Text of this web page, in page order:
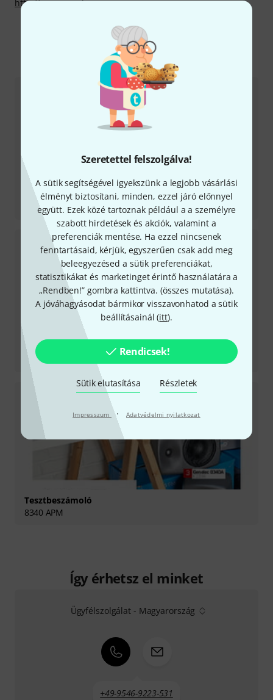
Szeretettel felszolgálva!
A sütik segítségével igyekszünk a legjobb vásárlási
élményt biztosítani, minden, ezzel járó előnnyel
együtt. Ezek közé tartoznak például a a személyre
szabott hirdetések és akciók, valamint a
preferenciák mentése. Ha ezzel nincsenek
fenntartásaid, kérjük, egyszerűen csak add meg
beleegyezésed a sütik preferenciákat,
statisztikákat és marketinget érintő használatára a
„Rendben!” gombra kattintva. (összes mutatása).
A jóváhagyásodat bármikor visszavonhatod a sütik
beállításainál (itt).
Rendicsek!
Sütik elutasítása Részletek
Impresszum · Adatvédelmi nyilatkozat
http://www.genelec.com
Még több Genelec
Tesztbeszámoló
8010 AP
Tesztbeszámoló
8320 APM
Tesztbeszámoló
8340 APM
Így érhetsz el minket
Ügyfélszolgálat - Magyarország
+49-9546-9223-531